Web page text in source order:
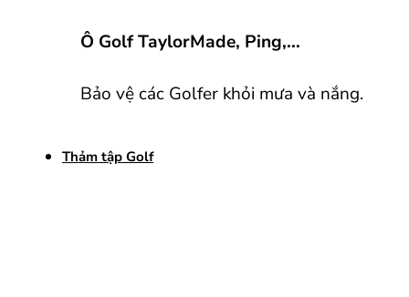
Ô Golf TaylorMade, Ping,...
Bảo vệ các Golfer khỏi mưa và nắng.
Thảm tập Golf